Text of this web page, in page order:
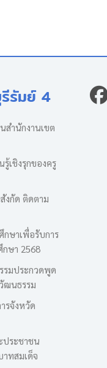
รัมย์ 4
สำนักงานเขต
รู้เชิงรุกของครู
งกัด ติดตาม
ษาเพื่อรับการ
กษา 2568
รมประกวดพูด
ฒนธรรม
รจังหวัด
ประชาชน
าทสมเด็จ